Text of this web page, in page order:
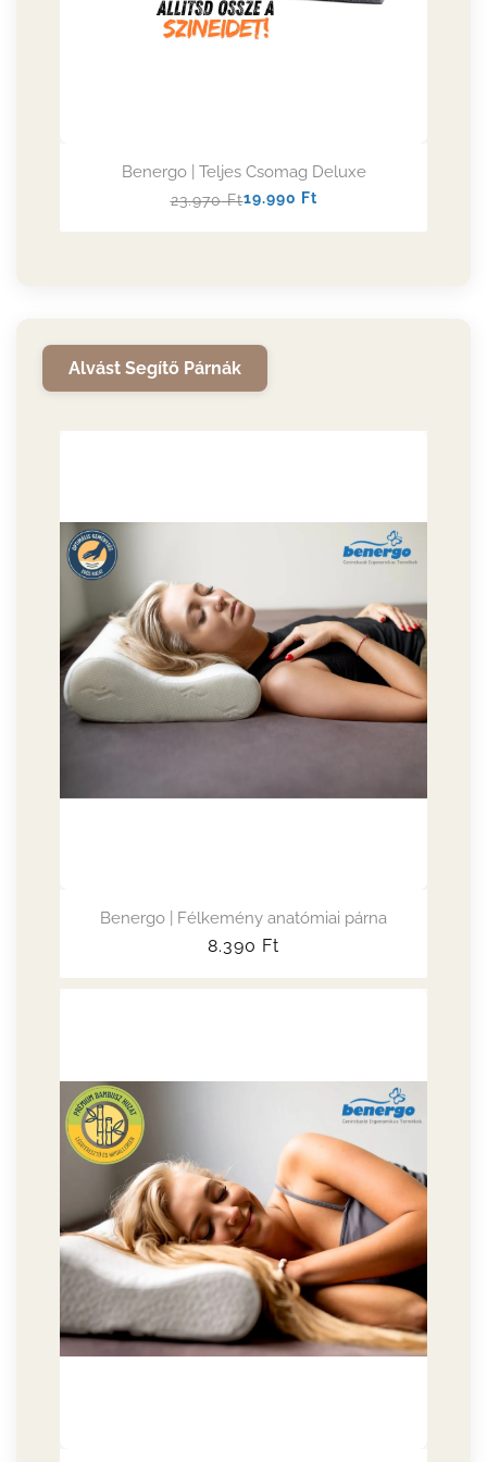
Benergo | Teljes Csomag Deluxe
Normál
23.970Ft
Akciós
19.990 Ft
Alvást Segítő Párnák
Benergo | Félkemény anatómiai párna
Normál
8.390 Ft